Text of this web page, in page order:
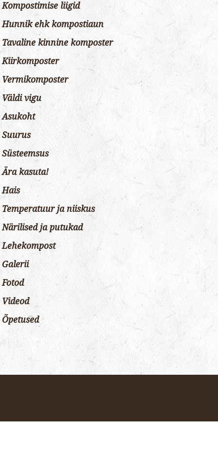
Kompostimise liigid
Hunnik ehk kompostiaun
Tavaline kinnine komposter
Kiirkomposter
Vermikomposter
Väldi vigu
Asukoht
Suurus
Süsteemsus
Ära kasuta!
Hais
Temperatuur ja niiskus
Närilised ja putukad
Lehekompost
Galerii
Fotod
Videod
Õpetused